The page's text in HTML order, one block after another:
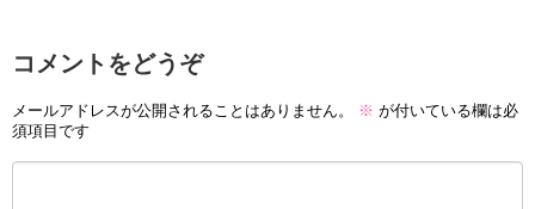
コメントをどうぞ
メールアドレスが公開されることはありません。 ※ が付いている欄は必
須項目です